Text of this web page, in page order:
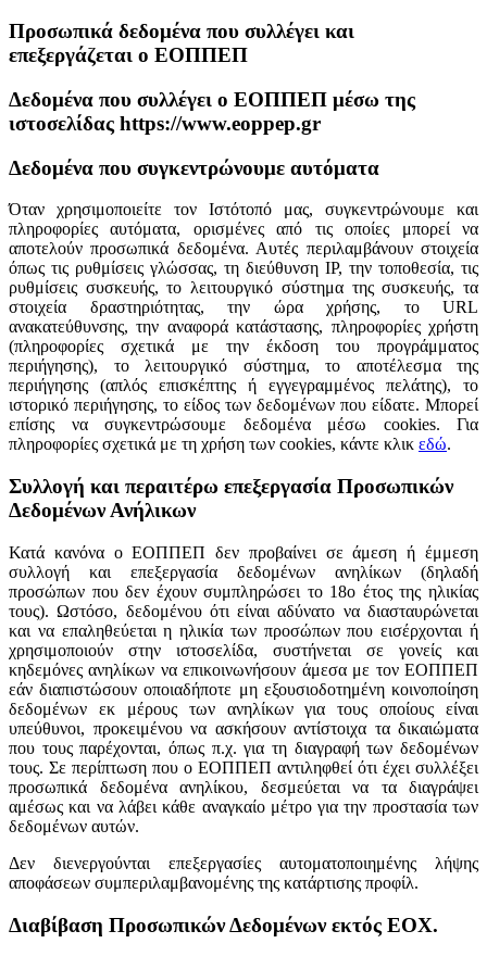
Προσωπικά δεδομένα που συλλέγει και
επεξεργάζεται ο ΕΟΠΠΕΠ
Δεδομένα που συλλέγει ο ΕΟΠΠΕΠ μέσω της
ιστοσελίδας https://www.eoppep.gr
Δεδομένα που συγκεντρώνουμε αυτόματα
Όταν χρησιμοποιείτε τον Ιστότοπό μας, συγκεντρώνουμε και
πληροφορίες αυτόματα, ορισμένες από τις οποίες μπορεί να
αποτελούν προσωπικά δεδομένα. Αυτές περιλαμβάνουν στοιχεία
όπως τις ρυθμίσεις γλώσσας, τη διεύθυνση IP, την τοποθεσία, τις
ρυθμίσεις συσκευής, το λειτουργικό σύστημα της συσκευής, τα
στοιχεία δραστηριότητας, την ώρα χρήσης, το URL
ανακατεύθυνσης, την αναφορά κατάστασης, πληροφορίες χρήστη
(πληροφορίες σχετικά με την έκδοση του προγράμματος
περιήγησης), το λειτουργικό σύστημα, το αποτέλεσμα της
περιήγησης (απλός επισκέπτης ή εγγεγραμμένος πελάτης), το
ιστορικό περιήγησης, το είδος των δεδομένων που είδατε. Μπορεί
επίσης να συγκεντρώσουμε δεδομένα μέσω cookies. Για
πληροφορίες σχετικά με τη χρήση των cookies, κάντε κλικ εδώ.
Συλλογή και περαιτέρω επεξεργασία Προσωπικών
Δεδομένων Ανήλικων
Κατά κανόνα o ΕΟΠΠΕΠ δεν προβαίνει σε άμεση ή έμμεση
συλλογή και επεξεργασία δεδομένων ανηλίκων (δηλαδή
προσώπων που δεν έχουν συμπληρώσει το 18ο έτος της ηλικίας
τους). Ωστόσο, δεδομένου ότι είναι αδύνατο να διασταυρώνεται
και να επαληθεύεται η ηλικία των προσώπων που εισέρχονται ή
χρησιμοποιούν στην ιστοσελίδα, συστήνεται σε γονείς και
κηδεμόνες ανηλίκων να επικοινωνήσουν άμεσα με τον ΕΟΠΠΕΠ
εάν διαπιστώσουν οποιαδήποτε μη εξουσιοδοτημένη κοινοποίηση
δεδομένων εκ μέρους των ανηλίκων για τους οποίους είναι
υπεύθυνοι, προκειμένου να ασκήσουν αντίστοιχα τα δικαιώματα
που τους παρέχονται, όπως π.χ. για τη διαγραφή των δεδομένων
τους. Σε περίπτωση που ο ΕΟΠΠΕΠ αντιληφθεί ότι έχει συλλέξει
προσωπικά δεδομένα ανηλίκου, δεσμεύεται να τα διαγράψει
αμέσως και να λάβει κάθε αναγκαίο μέτρο για την προστασία των
δεδομένων αυτών.
Δεν διενεργούνται επεξεργασίες αυτοματοποιημένης λήψης
αποφάσεων συμπεριλαμβανομένης της κατάρτισης προφίλ.
Διαβίβαση Προσωπικών Δεδομένων εκτός ΕΟΧ.